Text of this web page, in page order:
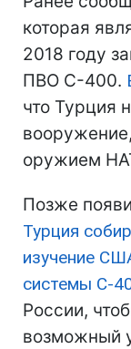
которая
2018 году
ПВО С-400.
что Турция
оружием
Позже
Турция
изучение
системы С-
России,
возможный